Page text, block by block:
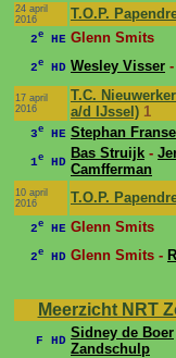
24 april
2016
T.O.P.
2e HE Glenn Smits
2e HD Wesley Visser
17 april
2016
T.C.
a/d IJssel) 1
3e HE Stephan
1e HD
Bas Struijk -
Camfferman
10 april
2016
T.O.P.
2e HE Glenn Smits
2e HD Glenn Smits -
Meerzicht NRT
F HD Sidney de Boer
Zandschulp